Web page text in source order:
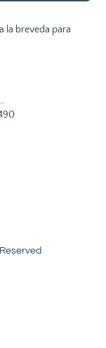
la breveda para